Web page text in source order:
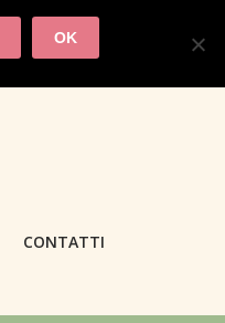
CONTATTI
OK